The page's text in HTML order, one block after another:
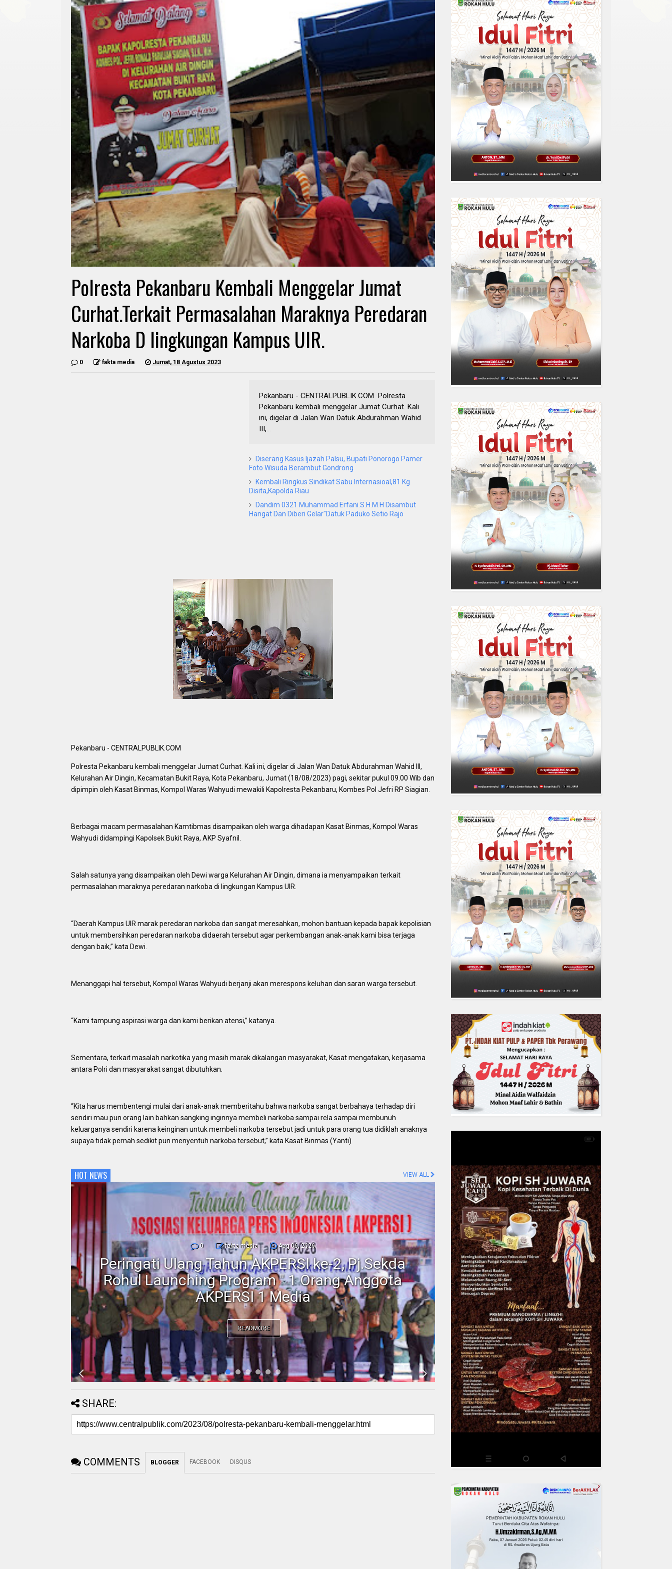
Polresta Pekanbaru Kembali Menggelar Jumat
Curhat.Terkait Permasalahan Maraknya Peredaran
Narkoba D lingkungan Kampus UIR.
0 fakta media Jumat, 18 Agustus 2023
Pekanbaru - CENTRALPUBLIK.COM Polresta
Pekanbaru kembali menggelar Jumat Curhat. Kali
ini, digelar di Jalan Wan Datuk Abdurahman Wahid
III,...
Diserang Kasus Ijazah Palsu, Bupati Ponorogo Pamer
Foto Wisuda Berambut Gondrong
Kembali Ringkus Sindikat Sabu Internasioal,81 Kg
Disita,Kapolda Riau
Dandim 0321 Muhammad Erfani.S.H.M.H Disambut
Hangat Dan Diberi Gelar"Datuk Paduko Setio Rajo
Pekanbaru - CENTRALPUBLIK.COM
Polresta Pekanbaru kembali menggelar Jumat Curhat. Kali ini, digelar di Jalan Wan Datuk Abdurahman Wahid III,
Kelurahan Air Dingin, Kecamatan Bukit Raya, Kota Pekanbaru, Jumat (18/08/2023) pagi, sekitar pukul 09.00 Wib dan
dipimpin oleh Kasat Binmas, Kompol Waras Wahyudi mewakili Kapolresta Pekanbaru, Kombes Pol Jefri RP Siagian.
Berbagai macam permasalahan Kamtibmas disampaikan oleh warga dihadapan Kasat Binmas, Kompol Waras
Wahyudi didampingi Kapolsek Bukit Raya, AKP Syafnil.
Salah satunya yang disampaikan oleh Dewi warga Kelurahan Air Dingin, dimana ia menyampaikan terkait
permasalahan maraknya peredaran narkoba di lingkungan Kampus UIR.
“Daerah Kampus UIR marak peredaran narkoba dan sangat meresahkan, mohon bantuan kepada bapak kepolisian
untuk membersihkan peredaran narkoba didaerah tersebut agar perkembangan anak-anak kami bisa terjaga
dengan baik,” kata Dewi.
Menanggapi hal tersebut, Kompol Waras Wahyudi berjanji akan merespons keluhan dan saran warga tersebut.
“Kami tampung aspirasi warga dan kami berikan atensi,” katanya.
Sementara, terkait masalah narkotika yang masih marak dikalangan masyarakat, Kasat mengatakan, kerjasama
antara Polri dan masyarakat sangat dibutuhkan.
“Kita harus membentengi mulai dari anak-anak memberitahu bahwa narkoba sangat berbahaya terhadap diri
sendiri mau pun orang lain bahkan sangking inginnya membeli narkoba sampai rela sampai membunuh
keluarganya sendiri karena keinginan untuk membeli narkoba tersebut jadi untuk para orang tua didiklah anaknya
supaya tidak pernah sedikit pun menyentuh narkoba tersebut,” kata Kasat Binmas.(Yanti)
HOT NEWS VIEW ALL
0 fakta media Aug 06, 2026
Peringati Ulang Tahun AKPERSI ke-2, Pj.Sekda
Rohul Launching Program " 1 Orang Anggota
AKPERSI 1 Media
READMORE
0 fakta media
Polres Inhil bersama Pemkab
Riau Perkuat Sinergi Tangani
Liar di
SHARE:
COMMENTS BLOGGER FACEBOOK DISQUS